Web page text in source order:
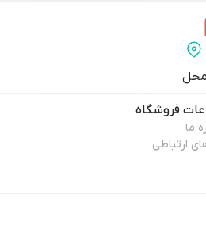
محل
فروشگاه
ما
ارتباطی